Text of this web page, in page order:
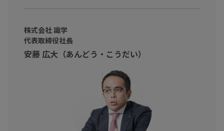
本動画は、スタッフが厳選した
さるワード」を、ご本人に解説いただくという豪華な企画となっ
ております。
強みを伸ばすより、弱みを改善する
部下のミスや失敗は○○のせい？
株式会社 識学
代表取締役社長
安藤 広大（あんどう・こうだい）